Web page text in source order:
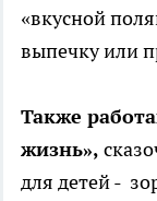
«вкусной
выпечку или
Также
жизнь»,
для детей -